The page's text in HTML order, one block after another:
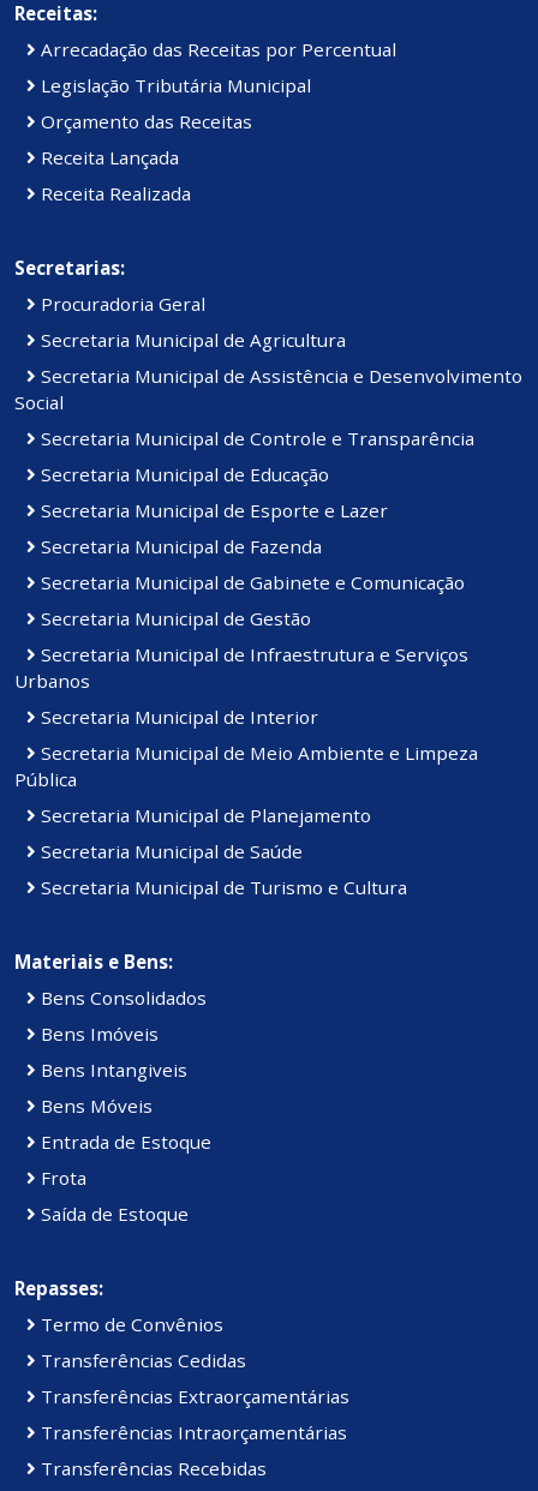
Receitas:
Arrecadação das Receitas por Percentual
Legislação Tributária Municipal
Orçamento das Receitas
Receita Lançada
Receita Realizada
Secretarias:
Procuradoria Geral
Secretaria Municipal de Agricultura
Secretaria Municipal de Assistência e Desenvolvimento
Social
Secretaria Municipal de Controle e Transparência
Secretaria Municipal de Educação
Secretaria Municipal de Esporte e Lazer
Secretaria Municipal de Fazenda
Secretaria Municipal de Gabinete e Comunicação
Secretaria Municipal de Gestão
Secretaria Municipal de Infraestrutura e Serviços
Urbanos
Secretaria Municipal de Interior
Secretaria Municipal de Meio Ambiente e Limpeza
Pública
Secretaria Municipal de Planejamento
Secretaria Municipal de Saúde
Secretaria Municipal de Turismo e Cultura
Materiais e Bens:
Bens Consolidados
Bens Imóveis
Bens Intangiveis
Bens Móveis
Entrada de Estoque
Frota
Saída de Estoque
Repasses:
Termo de Convênios
Transferências Cedidas
Transferências Extraorçamentárias
Transferências Intraorçamentárias
Transferências Recebidas